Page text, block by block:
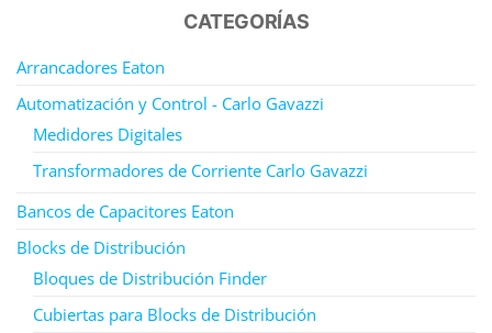
CATEGORÍAS
Arrancadores Eaton
Automatización y Control - Carlo Gavazzi
Medidores Digitales
Transformadores de Corriente Carlo Gavazzi
Bancos de Capacitores Eaton
Blocks de Distribución
Bloques de Distribución Finder
Cubiertas para Blocks de Distribución